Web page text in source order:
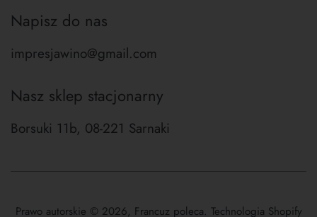
Napisz do nas
impresjawino@gmail.com
Nasz sklep stacjonarny
Borsuki 11b, 08-221 Sarnaki
Prawo autorskie © 2026, Francuz poleca. Technologia Shopify